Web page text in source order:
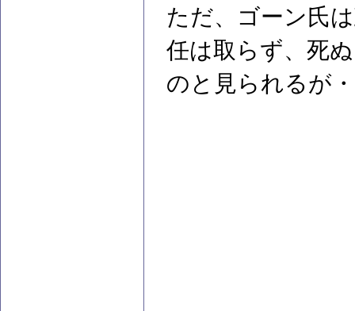
ただ、ゴーン氏
任は取らず、死
のと見られるが